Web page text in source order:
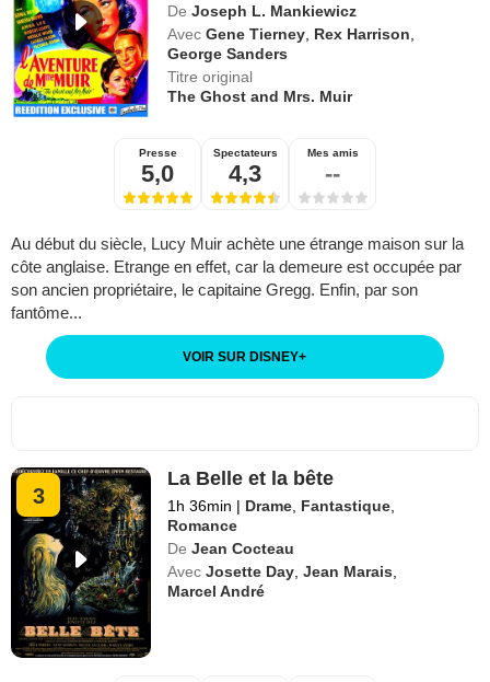
De Joseph L. Mankiewicz
Avec Gene Tierney Rex Harrison
George Sanders
Titre original
The Ghost and Mrs. Muir
Presse
5,0
Spectateurs
4,3
Mes amis
--
Au début du siècle, Lucy Muir achète une étrange maison sur la
côte anglaise. Etrange en effet, car la demeure est occupée par
son ancien propriétaire, le capitaine Gregg. Enfin, par son
fantôme...
VOIR SUR DISNEY+
3
La Belle et la bête
1h 36min | Drame Fantastique
Romance
De Jean Cocteau
Avec Josette Day ,Jean Marais
Marcel André